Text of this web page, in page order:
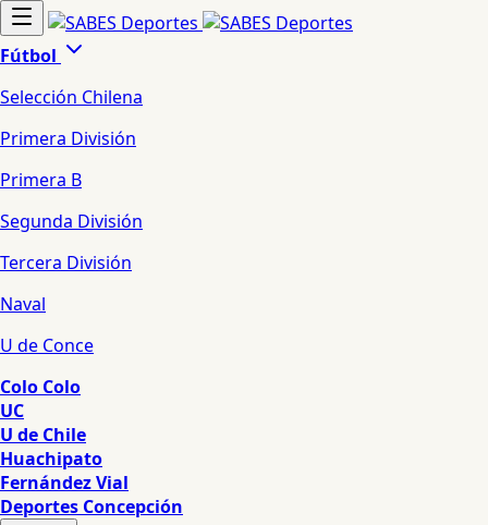
Fútbol
Selección Chilena
Primera División
Primera B
Segunda División
Tercera División
Naval
U de Conce
Colo Colo
UC
U de Chile
Huachipato
Fernández Vial
Deportes Concepción